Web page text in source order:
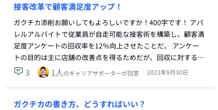
接客改革で顧客満足度アップ！
ガクチカ添削お願いしてもよろしいですか！400字です！ アパ
レルアルバイトで従業員が自走可能な接客術を構築し、顧客満
足度アンケートの回収率を12％向上させたことだ。 アンケー
トの目的は主に店舗の改善点を得るためだが、回収に対する…
3 1人のキャリアサポーターが回答 2023年9月30日
ガクチカの書き方、どうすればいい？